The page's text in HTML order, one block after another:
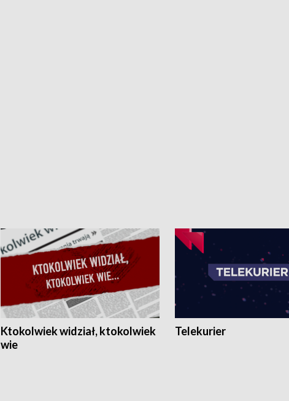
Ktokolwiek widział, ktokolwiek
wie
Telekurier